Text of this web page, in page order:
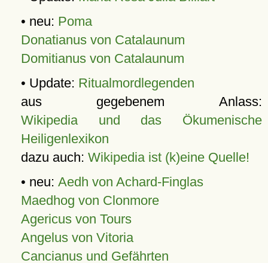
• neu: Poma
Donatianus von Catalaunum
Domitianus von Catalaunum
• Update: Ritualmordlegenden
aus gegebenem Anlass:
Wikipedia und das Ökumenische
Heiligenlexikon
dazu auch: Wikipedia ist (k)eine Quelle!
• neu: Aedh von Achard-Finglas
Maedhog von Clonmore
Agericus von Tours
Angelus von Vitoria
Cancianus und Gefährten